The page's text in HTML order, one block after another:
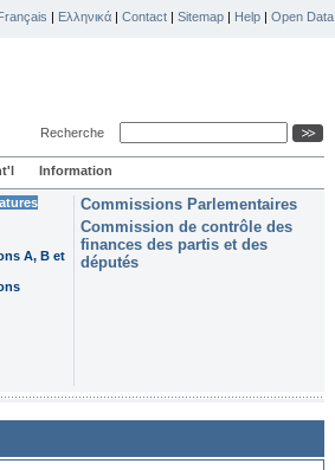
| Ελληνικά | Contact | Sitemap | Help | Open Data
Recherche
Information
A, B et
Commissions Parlementaires
Commission de contrôle des
finances des partis et des
députés